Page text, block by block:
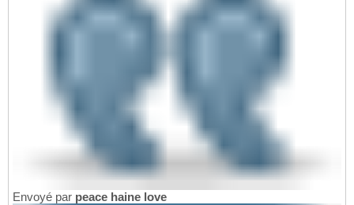
Envoyé par peace haine love